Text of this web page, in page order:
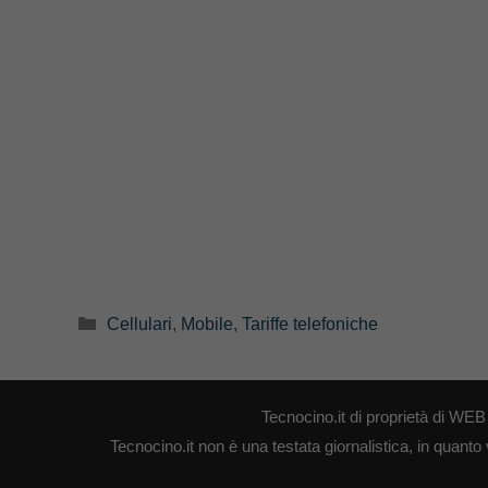
Categorie
Cellulari, Mobile, Tariffe telefoniche
Tecnocino.it di proprietà di
Tecnocino.it non è una testata giornalistica, in